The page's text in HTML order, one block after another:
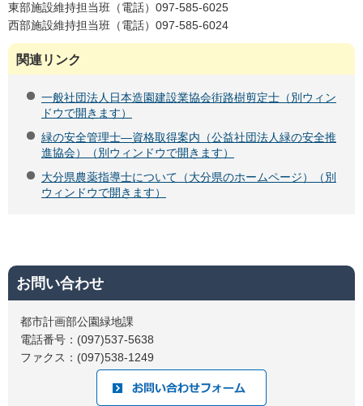
東部施設維持担当班（電話）097-585-6025
西部施設維持担当班（電話）097-585-6024
関連リンク
一般社団法人日本造園建設業協会街路樹剪定士（別ウィン
ドウで開きます）
緑の安全管理士―資格取得案内（公益社団法人緑の安全推
進協会）（別ウィンドウで開きます）
大分県農薬指導士について（大分県のホームページ）（別
ウィンドウで開きます）
お問い合わせ
都市計画部公園緑地課
電話番号：(097)537-5638
ファクス：(097)538-1249